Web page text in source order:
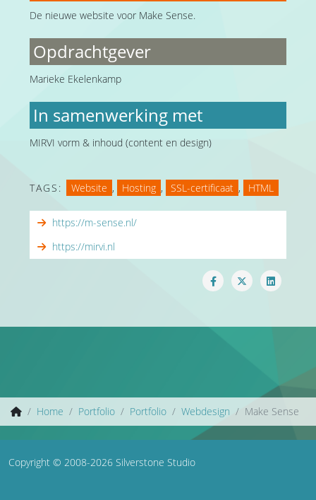
De nieuwe website voor Make Sense.
Opdrachtgever
Marieke Ekelenkamp
In samenwerking met
MIRVI vorm & inhoud (content en design)
TAGS: Website , Hosting , SSL-certificaat , HTML
https://m-sense.nl/
https://mirvi.nl
Home Portfolio Portfolio Webdesign Make Sense
Copyright © 2008-2026 Silverstone Studio